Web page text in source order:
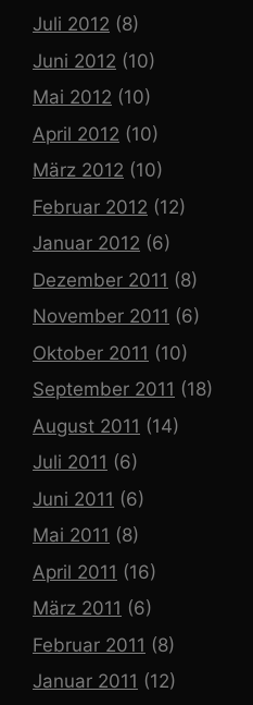
Juli 2012 (8)
Juni 2012 (10)
Mai 2012 (10)
April 2012 (10)
März 2012 (10)
Februar 2012 (12)
Januar 2012 (6)
Dezember 2011 (8)
November 2011 (6)
Oktober 2011 (10)
September 2011 (18)
August 2011 (14)
Juli 2011 (6)
Juni 2011 (6)
Mai 2011 (8)
April 2011 (16)
März 2011 (6)
Februar 2011 (8)
Januar 2011 (12)